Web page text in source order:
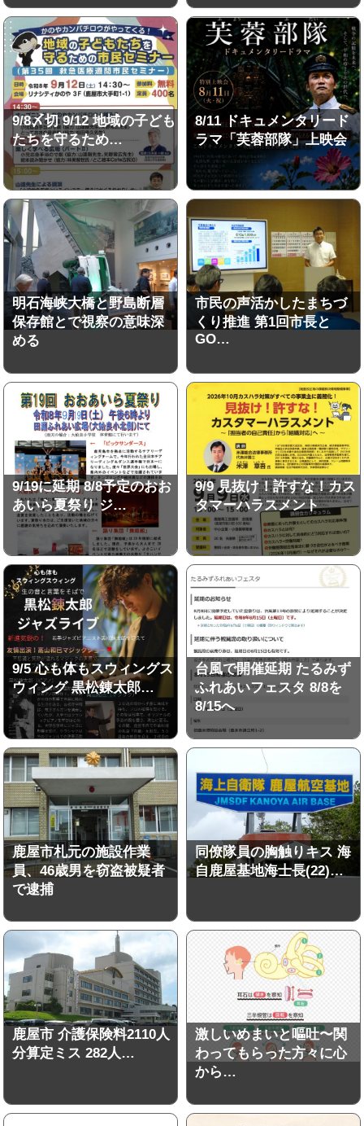
9/8〆切 9/12 地域の子ども
たちを守るため…
8/11 ドキュメンタリード
ラマ「芙蓉部隊」上映会
明石海峡大橋と野島断層
保存館とで視察の意味深
める
市民の声活かしたまちづ
くり推進 第1回市長と
GO…
9/19に延期 8/8予定のおお
あいら夏祭り ジ…
9/9 見抜け！許すな！カス
タマーハラスメント
9/5 心も体もスウィングス
ウィング 黒松錬太郎…
台風で開催延期 たるみず
ふれあいフェスタ 8/8を
8/15へ
鹿屋市札元の施設作業
員、46歳男を窃盗被疑者
で逮捕
同僚隊員の胸触りキス 海
自鹿屋基地海士長(22)…
鹿屋市 介護保険料2110人
分算定ミス 282人…
激しいめまいと嘔吐〜関
わってもらった方々に心
から…